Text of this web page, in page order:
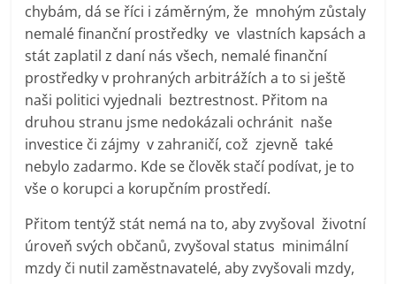
chybám, dá se říci i záměrným, že mnohým zůstaly
nemalé finanční prostředky ve vlastních kapsách a
stát zaplatil z daní nás všech, nemalé finanční
prostředky v prohraných arbitrážích a to si ještě
naši politici vyjednali beztrestnost. Přitom na
druhou stranu jsme nedokázali ochránit naše
investice či zájmy v zahraničí, což zjevně také
nebylo zadarmo. Kde se člověk stačí podívat, je to
vše o korupci a korupčním prostředí.
Přitom tentýž stát nemá na to, aby zvyšoval životní
úroveň svých občanů, zvyšoval status minimální
mzdy či nutil zaměstnavatelé, aby zvyšovali mzdy,